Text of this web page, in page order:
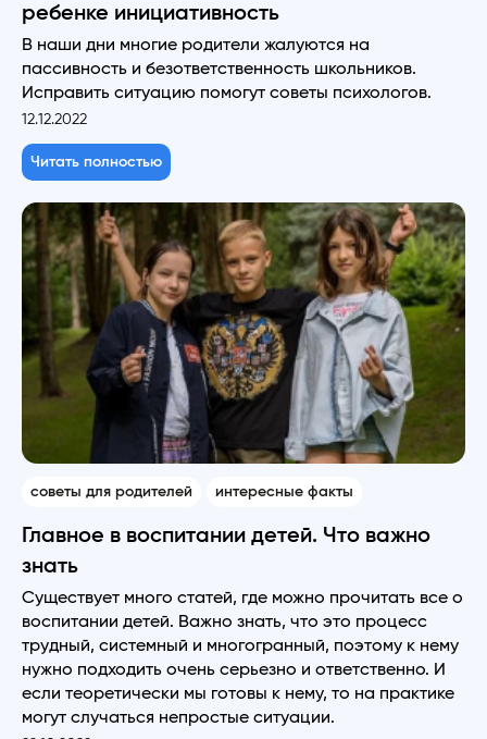
ребенке инициативность
В наши дни многие родители жалуются на
пассивность и безответственность школьников.
Исправить ситуацию помогут советы психологов.
12.12.2022
Читать полностью
советы для родителей интересные факты
Главное в воспитании детей. Что важно
знать
Существует много статей, где можно прочитать все о
воспитании детей. Важно знать, что это процесс
трудный, системный и многогранный, поэтому к нему
нужно подходить очень серьезно и ответственно. И
если теоретически мы готовы к нему, то на практике
могут случаться непростые ситуации.